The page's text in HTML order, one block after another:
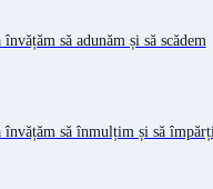
să adunăm și să scădem
învățăm să înmulțim și să